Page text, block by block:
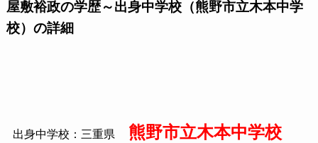
屋敷裕政の学歴～出身中学校（熊野市立木本中学
校）の詳細
出身中学校：三重県 熊野市立木本中学校